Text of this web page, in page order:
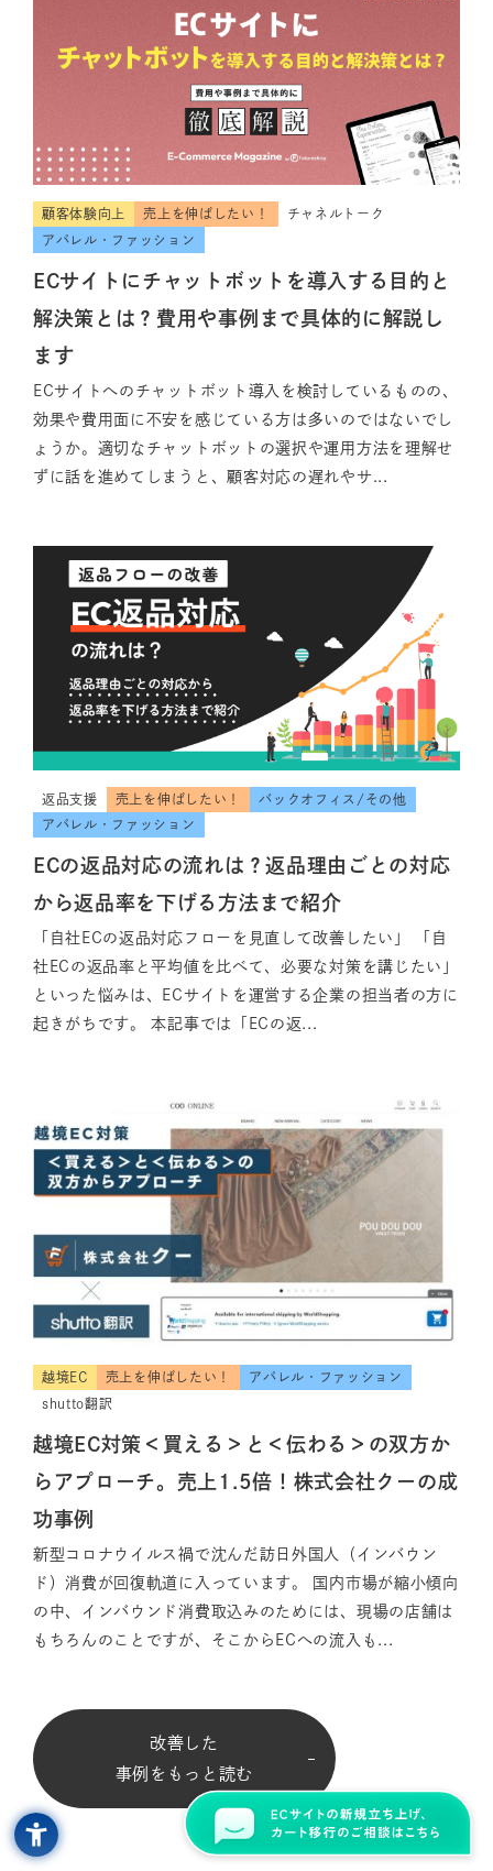
顧客体験向上 売上を伸ばしたい！
チャネルトーク
アパレル・ファッション
ECサイトにチャットボットを導入する目的と
解決策とは？費用や事例まで具体的に解説し
ます
ECサイトへのチャットボット導入を検討しているものの、
効果や費用面に不安を感じている方は多いのではないでし
ょうか。適切なチャットボットの選択や運用方法を理解せ
ずに話を進めてしまうと、顧客対応の遅れやサ...
返品支援 売上を伸ばしたい！
バックオフィス/その他
アパレル・ファッション
ECの返品対応の流れは？返品理由ごとの対応
から返品率を下げる方法まで紹介
「自社ECの返品対応フローを見直して改善したい」 「自
社ECの返品率と平均値を比べて、必要な対策を講じたい」
といった悩みは、ECサイトを運営する企業の担当者の方に
起きがちです。 本記事では「ECの返...
越境EC 売上を伸ばしたい！
アパレル・ファッション
shutto翻訳
越境EC対策＜買える＞と＜伝わる＞の双方か
らアプローチ。売上1.5倍！株式会社クーの成
功事例
新型コロナウイルス禍で沈んだ訪日外国人（インバウン
ド）消費が回復軌道に入っています。 国内市場が縮小傾向
の中、インバウンド消費取込みのためには、現場の店舗は
もちろんのことですが、そこからECへの流入も...
改善した
事例をもっと読む